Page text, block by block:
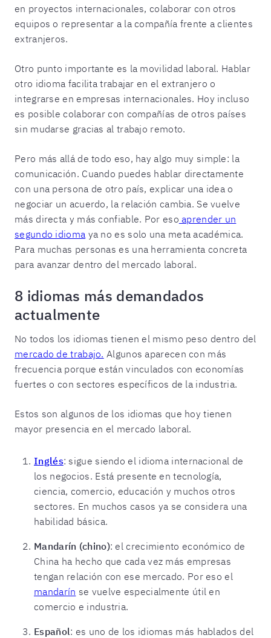
en proyectos internacionales, colaborar con otros
equipos o representar a la compañía frente a clientes
extranjeros.
Otro punto importante es la movilidad laboral. Hablar
otro idioma facilita trabajar en el extranjero o
integrarse en empresas internacionales. Hoy incluso
es posible colaborar con compañías de otros países
sin mudarse gracias al trabajo remoto.
Pero más allá de todo eso, hay algo muy simple: la
comunicación. Cuando puedes hablar directamente
con una persona de otro país, explicar una idea o
negociar un acuerdo, la relación cambia. Se vuelve
más directa y más confiable. Por eso aprender un
segundo idioma ya no es solo una meta académica.
Para muchas personas es una herramienta concreta
para avanzar dentro del mercado laboral.
8 idiomas más demandados
actualmente
No todos los idiomas tienen el mismo peso dentro del
mercado de trabajo. Algunos aparecen con más
frecuencia porque están vinculados con economías
fuertes o con sectores específicos de la industria.
Estos son algunos de los idiomas que hoy tienen
mayor presencia en el mercado laboral.
Inglés: sigue siendo el idioma internacional de
los negocios. Está presente en tecnología,
ciencia, comercio, educación y muchos otros
sectores. En muchos casos ya se considera una
habilidad básica.
Mandarín (chino): el crecimiento económico de
China ha hecho que cada vez más empresas
tengan relación con ese mercado. Por eso el
mandarín se vuelve especialmente útil en
comercio e industria.
Español: es uno de los idiomas más hablados del